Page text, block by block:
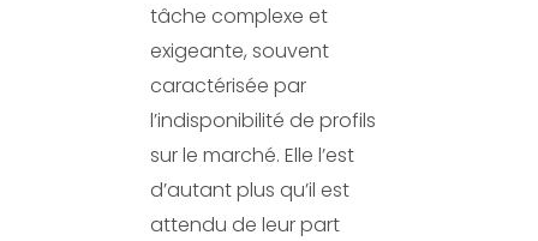
tâche complexe et
exigeante, souvent
caractérisée par
l’indisponibilité de profils
sur le marché. Elle l’est
d’autant plus qu’il est
attendu de leur part